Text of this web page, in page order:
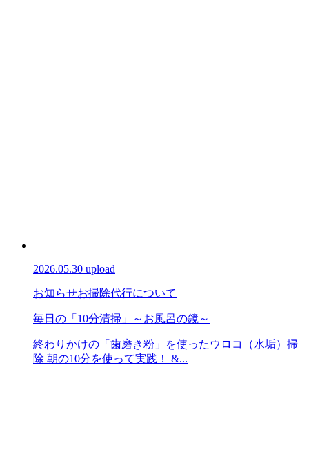
2026.05.30 upload
お知らせお掃除代行について
毎日の「10分清掃」～お風呂の鏡～
終わりかけの「歯磨き粉」を使ったウロコ（水垢）掃
除 朝の10分を使って実践！ &...